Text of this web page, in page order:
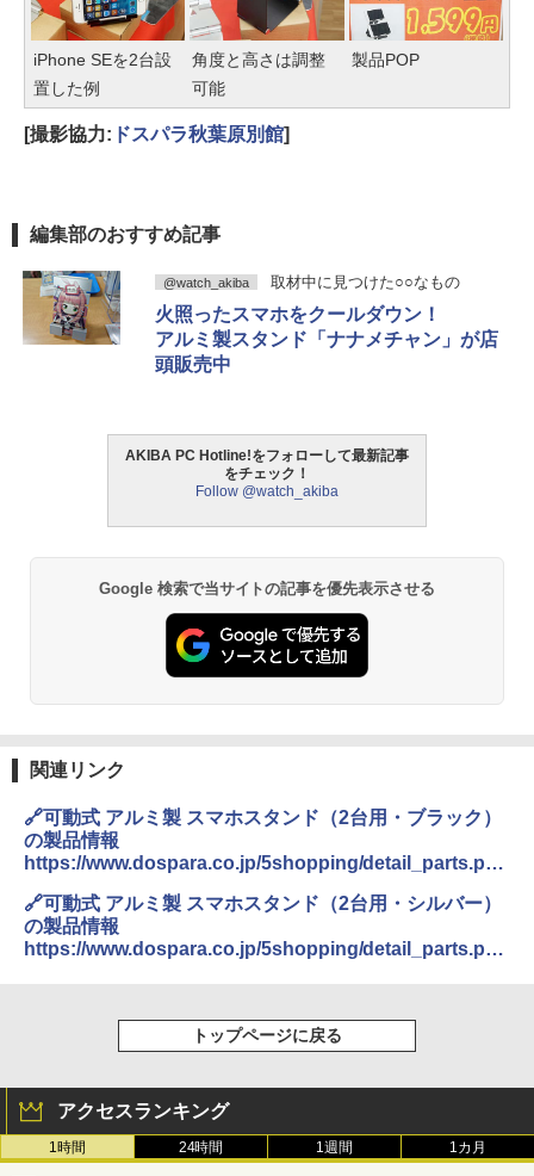
iPhone SEを2台設
置した例
角度と高さは調整
可能
製品POP
[撮影協力: ドスパラ秋葉原別館]
編集部のおすすめ記事
@watch_akiba 取材中に見つけた○○なもの
火照ったスマホをクールダウン！
アルミ製スタンド「ナナメチャン」が店
頭販売中
AKIBA PC Hotline!をフォローして最新記事
をチェック！
Follow @watch_akiba
Google 検索で当サイトの記事を優先表示させる
関連リンク
🔗可動式 アルミ製 スマホスタンド（2台用・ブラック）
の製品情報
https://www.dospara.co.jp/5shopping/detail_parts.php
bg=7&br=220&sbr=1058&mkr=&ft=&ic=453511&st=1&
vr=10&lf=0
🔗可動式 アルミ製 スマホスタンド（2台用・シルバー）
の製品情報
https://www.dospara.co.jp/5shopping/detail_parts.php
&vr=10&lf=0
トップページに戻る
アクセスランキング
1時間 24時間 1週間 1カ月